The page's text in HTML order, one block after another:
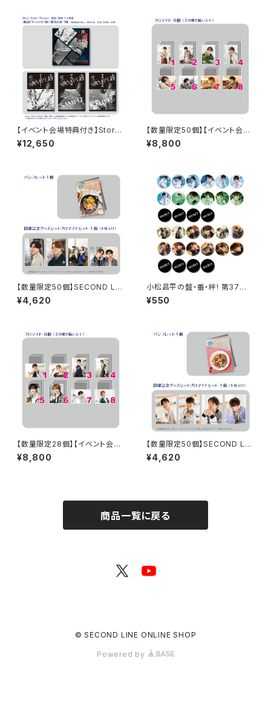
【イベント会場特典付き】Story
Teller（Terror） 朗読・怪談 第
3回 三大怨霊 朗読セット
¥12,650
【数量限定50個】【イベント会場
特典付き】SECOND LINE Pre
sents みんなに会いに行くよ!
¥8,800
【数量限定50個】SECOND LIN
E Presents みんなに会いに行
くよ! 第44回 in 山形 開催記念
¥4,620
小松昌平の盤・番・絆! 第37回、
第38回 缶バッジ ※ランダム
販売
¥550
【数量限定28個】【イベント会場
特典付き】SECOND LINE Pre
sents みんなに会いに行くよ!
¥8,800
【数量限定50個】SECOND LIN
E Presents みんなに会いに行
くよ! 第45回 in 静岡 開催記念
¥4,620
商品一覧に戻る
© SECOND LINE ONLINE SHOP
Powered by